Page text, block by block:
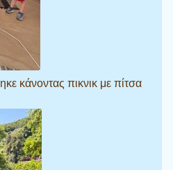
κάνοντας πικνικ με πίτσα